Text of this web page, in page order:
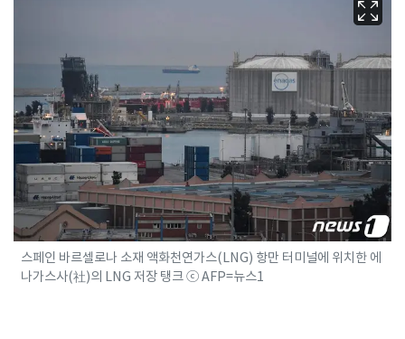
스페인 바르셀로나 소재 액화천연가스(LNG) 항만 터미널에 위치한 에
나가스사(社)의 LNG 저장 탱크 ⓒ AFP=뉴스1